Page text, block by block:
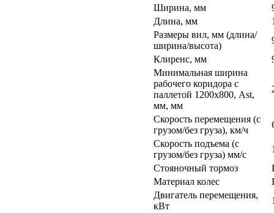
Ширина, мм
Длина, мм
Размеры вил, мм (длина/
ширина/высота)
Клиренс, мм
Минимальная ширина
рабочего коридора с
паллетой 1200х800, Ast,
мм, мм
Скорость перемещения (с
грузом/без груза), км/ч
Скорость подъема (с
грузом/без груза) мм/с
Стояночный тормоз
Материал колес
Двигатель перемещения,
кВт